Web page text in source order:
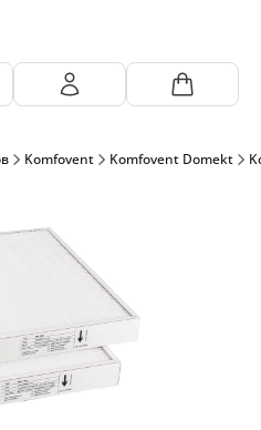
Komfovent Komfovent Domekt